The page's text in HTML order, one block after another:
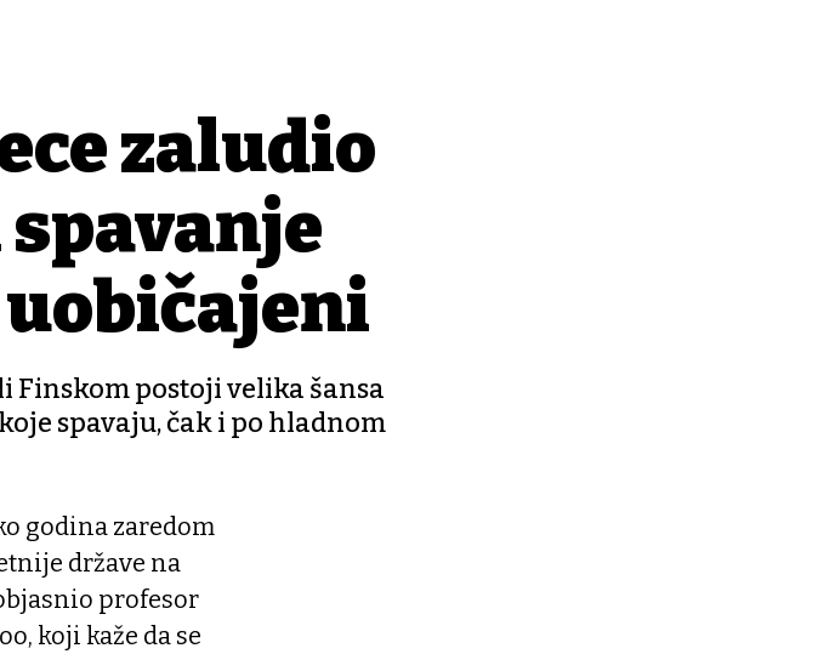
zaludio
Finskom postoji velika šansa
spavaju, čak i po hladnom
godina zaredom
države na
profesor
koji kaže da se